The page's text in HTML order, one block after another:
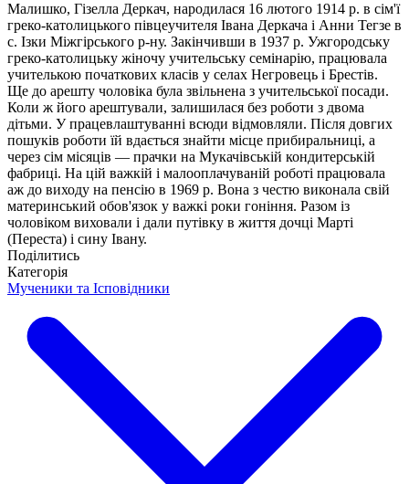
Малишко, Гізелла Деркач, народилася 16 лютого 1914 р. в сім'ї
греко-католицького півцеучителя Івана Деркача і Анни Тегзе в
с. Ізки Міжгірського р-ну. Закінчивши в 1937 р. Ужгородську
греко-католицьку жіночу учительську семінарію, працювала
учителькою початкових класів у селах Негровець і Брестів.
Ще до арешту чоловіка була звільнена з учительської посади.
Коли ж його арештували, залишилася без роботи з двома
дітьми. У працевлаштуванні всюди відмовляли. Після довгих
пошуків роботи їй вдається знайти місце прибиральниці, а
через сім місяців — прачки на Мукачівській кондитерській
фабриці. На цій важкій і малооплачуваній роботі працювала
аж до виходу на пенсію в 1969 р. Вона з честю виконала свій
материнський обов'язок у важкі роки гоніння. Разом із
чоловіком виховали і дали путівку в життя дочці Марті
(Переста) і сину Івану.
Поділитись
Категорія
Мученики та Ісповідники